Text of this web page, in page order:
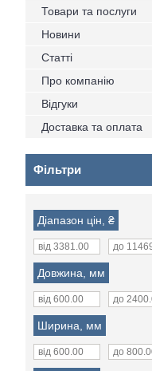
Товари та послуги
Новини
Статті
Про компанію
Відгуки
Доставка та оплата
Фільтри
Діапазон цін, ₴
Довжина, мм
Ширина, мм